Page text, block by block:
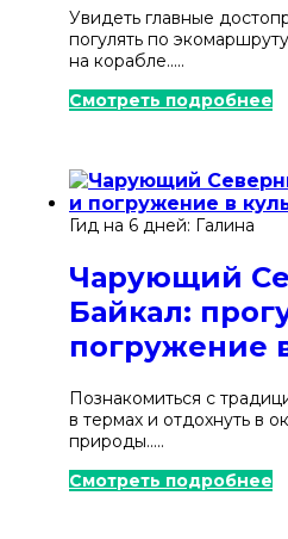
Санкт-Петербург и
область
Сахалин
Сибирь
Ставропольский край
Татарстан
Удмуртия
Урал
Хабаровский край
Хакасия
Ханты-Мансийский
Увидеть главные
погулять по
на корабле.....
Смотреть подробнее
Гид на 6 дней: Галина
Чарующий
Байкал:
погружение
Познакомиться с
в термах и отдохнуть в
природы.....
Смотреть подробнее